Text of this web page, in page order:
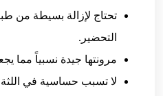
تحتاج لإزالة بسيطة من
التحضير.
مرونتها جيدة نسبياً مما
لا تسبب حساسية في اللثة